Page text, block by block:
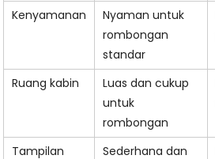
Kenyamanan
Nyaman untuk
rombongan
standar
Ruang kabin
Luas dan cukup
untuk
rombongan
Tampilan Sederhana dan